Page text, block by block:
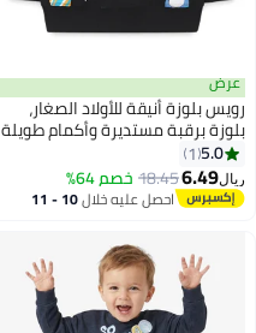
4
عرض
رويس بلوزة أنيقة للأولاد الصغار،
بلوزة برقبة مستديرة وأكمام طويلة
بنقشة جميلة، مناسبة للارتداء
اليومي أو أي مناسبة
5.0
1
ريال6.49
18.45خصم 64%
احصل عليه خلال 10 - 11
اغسطس